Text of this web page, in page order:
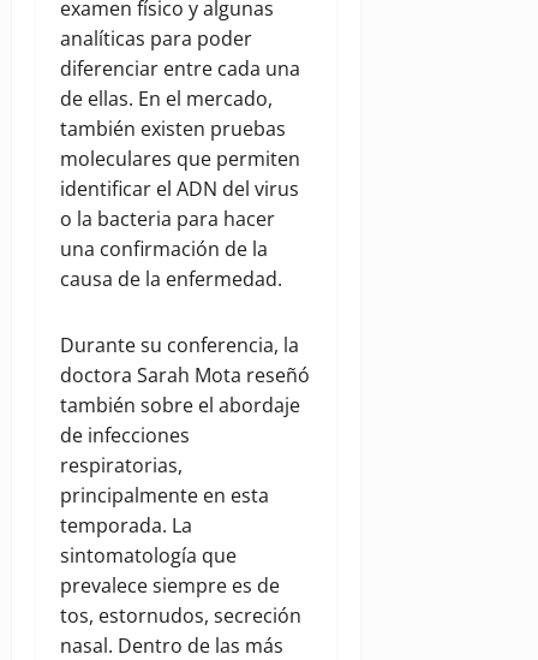
examen físico y algunas
analíticas para poder
diferenciar entre cada una
de ellas. En el mercado,
también existen pruebas
moleculares que permiten
identificar el ADN del virus
o la bacteria para hacer
una confirmación de la
causa de la enfermedad.
Durante su conferencia, la
doctora Sarah Mota reseñó
también sobre el abordaje
de infecciones
respiratorias,
principalmente en esta
temporada. La
sintomatología que
prevalece siempre es de
tos, estornudos, secreción
nasal. Dentro de las más